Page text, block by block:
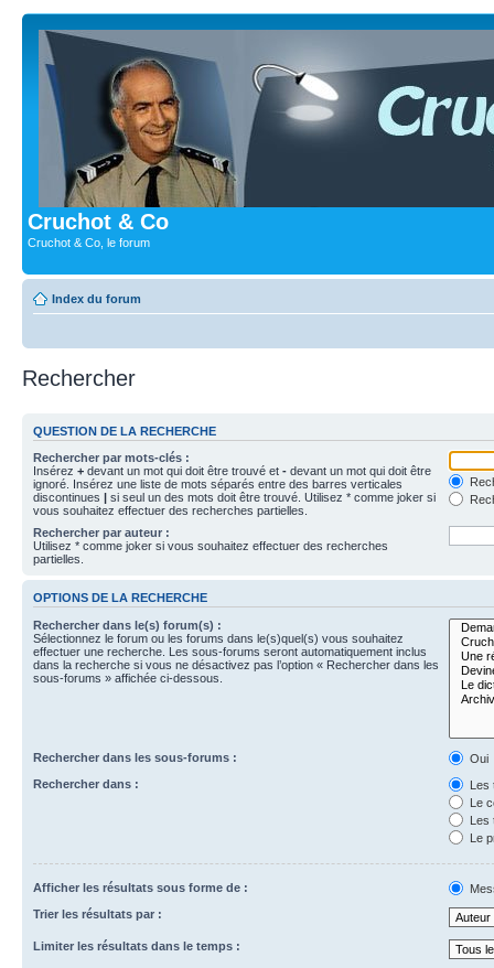
Cruchot & Co
Cruchot & Co, le forum
Index du forum
Rechercher
QUESTION DE LA RECHERCHE
Rechercher par mots-clés :
Insérez + devant un mot qui doit être trouvé et - devant un mot qui doit être
ignoré. Insérez une liste de mots séparés entre des barres verticales
discontinues | si seul un des mots doit être trouvé. Utilisez * comme joker si
vous souhaitez effectuer des recherches partielles.
Rechercher par auteur :
Utilisez * comme joker si vous souhaitez effectuer des recherches
partielles.
OPTIONS DE LA RECHERCHE
Rechercher dans le(s) forum(s) :
Sélectionnez le forum ou les forums dans le(s)quel(s) vous souhaitez
effectuer une recherche. Les sous-forums seront automatiquement inclus
dans la recherche si vous ne désactivez pas l’option « Rechercher dans les
sous-forums » affichée ci-dessous.
Rechercher dans les sous-forums :
Oui
Rechercher dans :
Les
Le
Les
Le
Afficher les résultats sous forme de :
Trier les résultats par :
Limiter les résultats dans le temps :